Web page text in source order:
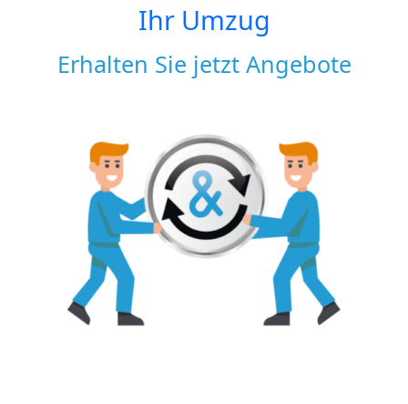
Ihr Umzug
Erhalten Sie jetzt Angebote